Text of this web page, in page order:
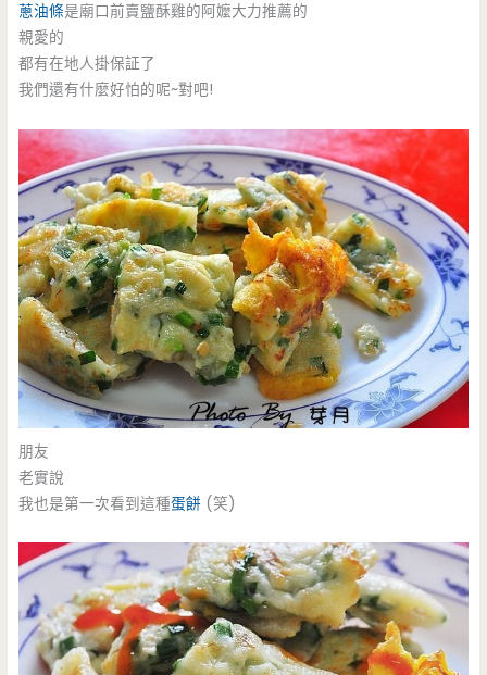
蔥油條是廟口前賣鹽酥雞的阿嬤大力推薦的
親愛的
都有在地人掛保証了
我們還有什麼好怕的呢~對吧!
朋友
老實說
我也是第一次看到這種蛋餅 (笑)